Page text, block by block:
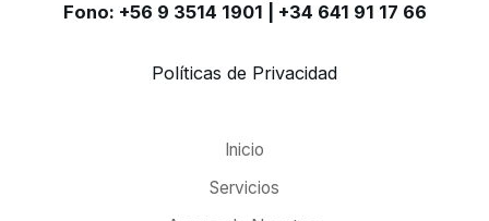
Fono: +56 9 3514 1901 | +34 641 91 17 66
Políticas de Privacidad
Inicio
Servicios